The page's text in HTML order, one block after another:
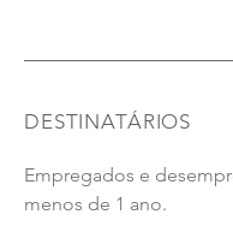
E-LEARNING - 25 Horas
DESTINATÁRIOS
Empregados e
menos de 1 ano.